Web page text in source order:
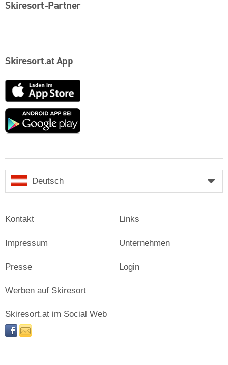
Skiresort-Partner
Skiresort.at App
App
Store
Google
Deutsch
Kontakt
Impressum
Presse
Links
Unternehmen
Login
Werben auf Skiresort
Skiresort.at im Social Web
facebooknewsletter